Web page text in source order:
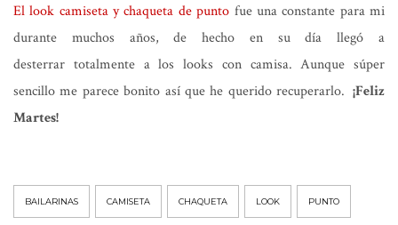
El look camiseta y chaqueta de punto fue una constante para mi
durante muchos años, de hecho en su día llegó a
desterrar totalmente a los looks con camisa. Aunque súper
sencillo me parece bonito así que he querido recuperarlo. ¡Feliz
Martes!
BAILARINAS CAMISETA CHAQUETA LOOK PUNTO